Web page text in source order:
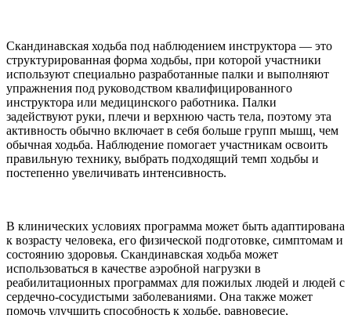
Скандинавская ходьба под наблюдением инструктора — это
структурированная форма ходьбы, при которой участники
используют специально разработанные палки и выполняют
упражнения под руководством квалифицированного
инструктора или медицинского работника. Палки
задействуют руки, плечи и верхнюю часть тела, поэтому эта
активность обычно включает в себя больше групп мышц, чем
обычная ходьба. Наблюдение помогает участникам освоить
правильную технику, выбрать подходящий темп ходьбы и
постепенно увеличивать интенсивность.
В клинических условиях программа может быть адаптирована
к возрасту человека, его физической подготовке, симптомам и
состоянию здоровья. Скандинавская ходьба может
использоваться в качестве аэробной нагрузки в
реабилитационных программах для пожилых людей и людей с
сердечно-сосудистыми заболеваниями. Она также может
помочь улучшить способность к ходьбе, равновесие,